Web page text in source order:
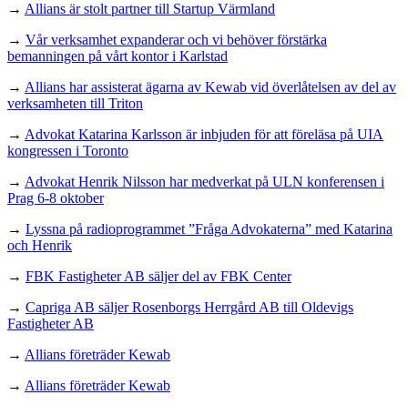
→ Allians är stolt partner till Startup Värmland
→ Vår verksamhet expanderar och vi behöver förstärka
bemanningen på vårt kontor i Karlstad
→ Allians har assisterat ägarna av Kewab vid överlåtelsen av del av
verksamheten till Triton
→ Advokat Katarina Karlsson är inbjuden för att föreläsa på UIA
kongressen i Toronto
→ Advokat Henrik Nilsson har medverkat på ULN konferensen i
Prag 6-8 oktober
→ Lyssna på radioprogrammet ”Fråga Advokaterna” med Katarina
och Henrik
→ FBK Fastigheter AB säljer del av FBK Center
→ Capriga AB säljer Rosenborgs Herrgård AB till Oldevigs
Fastigheter AB
→ Allians företräder Kewab
→ Allians företräder Kewab